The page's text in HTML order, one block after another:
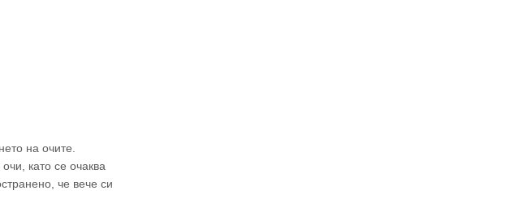
на очите.
като се очаква
че вече си